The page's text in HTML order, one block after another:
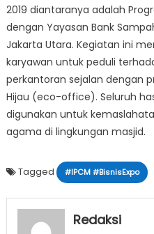
2019 diantaranya adalah
dengan Yayasan Bank
Jakarta Utara. Kegiatan ini
karyawan untuk peduli
perkantoran sejalan dengan
Hijau (eco-office). Seluruh
digunakan untuk
agama di lingkungan masjid.
Tagged #IPCM #BisnisExpo
Redaksi